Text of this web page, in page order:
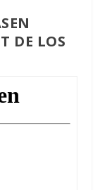
DE LOS